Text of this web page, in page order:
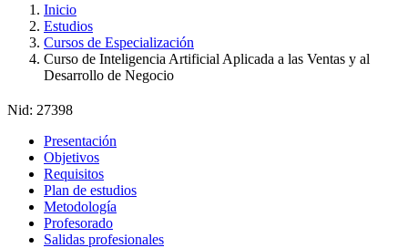
Inicio
Estudios
Cursos de Especialización
Curso de Inteligencia Artificial Aplicada a las Ventas y al
Desarrollo de Negocio
Nid: 27398
Presentación
Objetivos
Requisitos
Plan de estudios
Metodología
Profesorado
Salidas profesionales